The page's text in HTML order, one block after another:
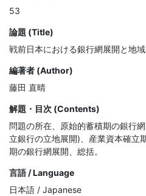
53
論題 (Title)
戦前日本における銀行網展開と地
編著者 (Author)
藤田 直晴
解題・目次 (Contents)
問題の所在、原始的蓄積期の銀行
立銀行の立地展開)、産業資本確立
期の銀行網展開、総括。
言語 / Language
日本語 / Japanese